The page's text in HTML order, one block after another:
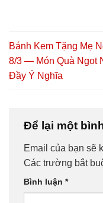
Bánh Kem Tặng Mẹ
8/3 — Món Quà Ngọt
Đầy Ý Nghĩa
Để lại một
Email của bạn sẽ
Các trường bắt
Bình luận *